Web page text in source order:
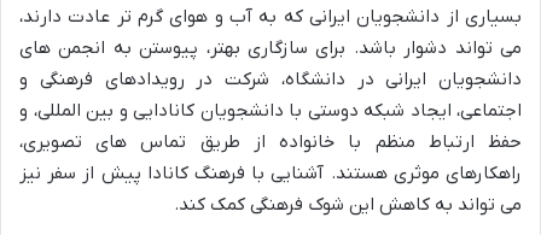
بسیاری از دانشجویان ایرانی که به آب و هوای گرم تر عادت دارند،
می تواند دشوار باشد. برای سازگاری بهتر، پیوستن به انجمن های
دانشجویان ایرانی در دانشگاه، شرکت در رویدادهای فرهنگی و
اجتماعی، ایجاد شبکه دوستی با دانشجویان کانادایی و بین المللی، و
حفظ ارتباط منظم با خانواده از طریق تماس های تصویری،
راهکارهای موثری هستند. آشنایی با فرهنگ کانادا پیش از سفر نیز
می تواند به کاهش این شوک فرهنگی کمک کند.